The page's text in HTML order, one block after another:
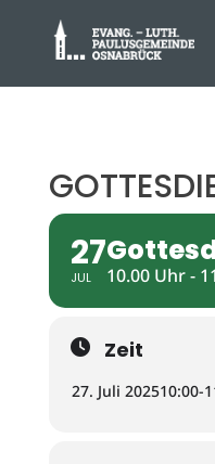
27
JUL 10.00 Uhr -
Zeit
27. Juli 202510:00-